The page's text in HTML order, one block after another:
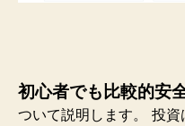
初心者でも比較的安
ついて説明します。
投資